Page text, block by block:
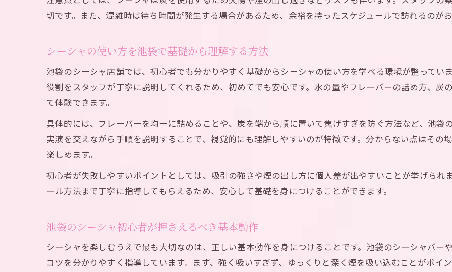
初心者でもできる自宅シーシャの手順と注意点
シーシャの水量とフレーバーの選び方と極め方
香りを高めるシーシャの水とフレーバー調整術
シーシャ操作の基本となる水とフレーバーの関係
シーシャのフレーバーを活かす操作のポイント
シーシャの香りを池袋で最大限楽しむコツ
失敗しない炭と煙の扱い方を徹底解説
切です。また、混雑時は待ち時間が発生する場合があるため、余裕を持ったスケジュールで訪れるのが
シーシャの使い方を池袋で基礎から理解する方法
池袋のシーシャ店舗では、初心者でも分かりやすく基礎からシーシャの使い方を学べる環境が整ってい
役割をスタッフが丁寧に説明してくれるため、初めてでも安心です。水の量やフレーバーの詰め方、炭
て体験できます。
具体的には、フレーバーを均一に詰めることや、炭を端から順に置いて焦げすぎを防ぐ方法など、池袋
実演を交えながら手順を説明することで、視覚的にも理解しやすいのが特徴です。分からない点はその
楽しめます。
初心者が失敗しやすいポイントとしては、吸引の強さや煙の出し方に個人差が出やすいことが挙げられ
ール方法まで丁寧に指導してもらえるため、安心して基礎を身につけることができます。
池袋のシーシャ初心者が押さえるべき基本動作
シーシャを楽しむうえで最も大切なのは、正しい基本動作を身につけることです。池袋のシーシャバー
コツを分かりやすく指導しています。まず、強く吸いすぎず、ゆっくりと深く煙を吸い込むことがポイ
推し活プランのご予約はこちら
推し活プランのご予約はこちら